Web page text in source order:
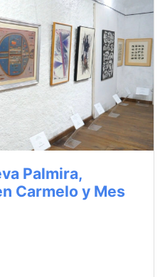
Palmira,
Carmelo y Mes